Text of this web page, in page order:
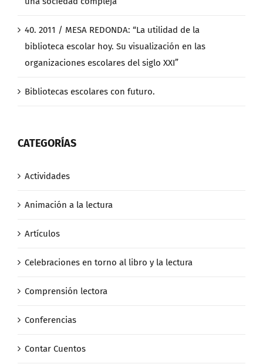
40. 2011 / MESA REDONDA: “La utilidad de la
biblioteca escolar hoy. Su visualización en las
organizaciones escolares del siglo XXI”
Bibliotecas escolares con futuro.
CATEGORÍAS
Actividades
Animación a la lectura
Artículos
Celebraciones en torno al libro y la lectura
Comprensión lectora
Conferencias
Contar Cuentos